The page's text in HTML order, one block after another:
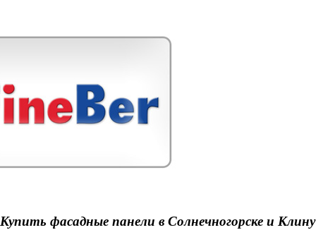
Купить фасадные панели в Солнечногорске и Клину